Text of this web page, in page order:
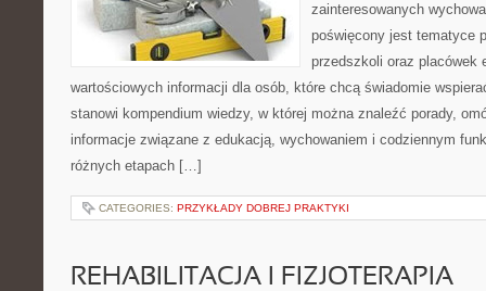
zainteresowanych
poświęcony jest tematyce
przedszkoli oraz placówek
wartościowych informacji dla osób, które chcą świadomie
stanowi kompendium wiedzy, w której można znaleźć porady,
informacje związane z edukacją, wychowaniem i codziennym
różnych etapach […]
CATEGORIES: PRZYKŁADY DOBREJ PRAKTYKI
REHABILITACJA I FIZJOTERAPIA